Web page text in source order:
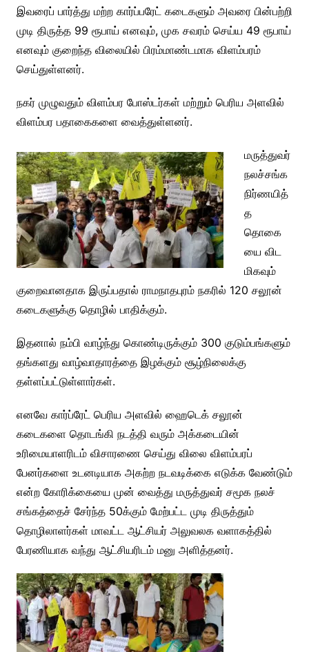
இவரைப் பார்த்து மற்ற கார்ப்பரேட் கடைகளும் அவரை பின்பற்றி
முடி திருத்த 99 ரூபாய் எனவும், முக சவரம் செய்ய 49 ரூபாய்
எனவும் குறைந்த விலையில் பிரம்மாண்டமாக விளம்பரம்
செய்துள்ளனர்.
நகர் முழுவதும் விளம்பர போஸ்டர்கள் மற்றும் பெரிய அளவில்
விளம்பர பதாகைகளை வைத்துள்ளனர்.
மருத்துவர்
நலச்சங்க
நிர்ணயித்
த
தொகை
யை விட
மிகவும்
குறைவானதாக இருப்பதால் ராமநாதபுரம் நகரில் 120 சலூன்
கடைகளுக்கு தொழில் பாதிக்கும்.
இதனால் நம்பி வாழ்ந்து கொண்டிருக்கும் 300 குடும்பங்களும்
தங்களது வாழ்வாதாரத்தை இழக்கும் சூழ்நிலைக்கு
தள்ளப்பட்டுள்ளார்கள்.
எனவே கார்ப்ரேட் பெரிய அளவில் ஹைடெக் சலூன்
கடைகளை தொடங்கி நடத்தி வரும் அக்கடையின்
உரிமையாளரிடம் விசாரணை செய்து விலை விளம்பரப்
பேனர்களை உடனடியாக அகற்ற நடவடிக்கை எடுக்க வேண்டும்
என்ற கோரிக்கையை முன் வைத்து மருத்துவர் சமூக நலச்
சங்கத்தைச் சேர்ந்த 50க்கும் மேற்பட்ட முடி திருத்தும்
தொழிலாளர்கள் மாவட்ட ஆட்சியர் அலுவலக வளாகத்தில்
பேரணியாக வந்து ஆட்சியரிடம் மனு அளித்தனர்.